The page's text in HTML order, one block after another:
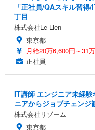
「正社員/QAスキル習
丁目
株式会社Le Lien
東京都
月給20万6,600円～31
正社員
IT講師 エンジニア未経
ニアからジョブチェンジ
株式会社リゾーム
東京都